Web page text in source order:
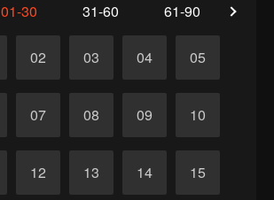
01-30 31-60 61-90
02 03 04 05
07 08 09 10
12 13 14 15